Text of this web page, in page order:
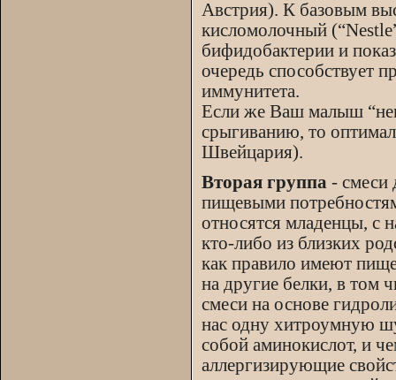
Австрия). К базовым
кисломолочный
бифидобактерии и
очередь способствует
иммунитета.
Если же Ваш малыш
срыгиванию, то
Швейцария).
Вторая группа - смеси
пищевыми
относятся младенцы, с
кто-либо из близких
как правило имеют
на другие белки, в том
смеси на основе
нас одну хитроумную
собой аминокислот, и
аллергизирующие